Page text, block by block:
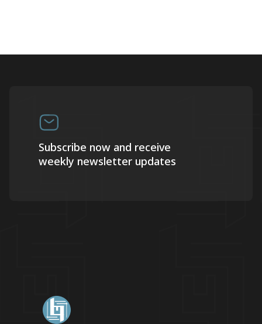
Subscribe now and receive
weekly newsletter updates